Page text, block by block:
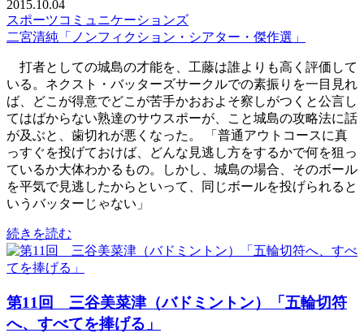
2015.10.04
スポーツコミュニケーションズ
二宮清純「ノンフィクション・シアター・傑作選」
打者としての城島の才能を、工藤は誰よりも高く評価して
いる。ネクスト・バッターズサークルでの素振りを一目見れ
ば、どこが得意でどこが苦手かおおよそ察しがつくと公言し
てはばからない熟達のサウスポーが、こと城島の攻略法に話
が及ぶと、歯切れが悪くなった。 「普通アウトコースに真
っすぐを投げておけば、どんな見逃し方をするかで何を狙っ
ているか大体わかるもの。しかし、城島の場合、そのボール
を平気で見逃したからといって、同じボールを投げられると
いうバッターじゃない」
続きを読む
第11回 三谷美菜津（バドミントン）「五輪切符
へ、すべてを捧げる」